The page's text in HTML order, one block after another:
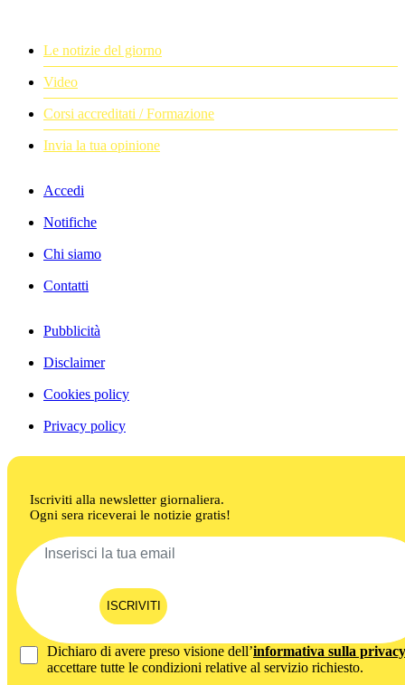
Le notizie del giorno
Video
Corsi accreditati / Formazione
Invia la tua opinione
Accedi
Notifiche
Chi siamo
Contatti
Pubblicità
Disclaimer
Cookies policy
Privacy policy
Iscriviti alla newsletter giornaliera.
Ogni sera riceverai le notizie gratis!
ISCRIVITI
Dichiaro di avere preso visione dell’informativa sulla privacy
accettare tutte le condizioni relative al servizio richiesto.